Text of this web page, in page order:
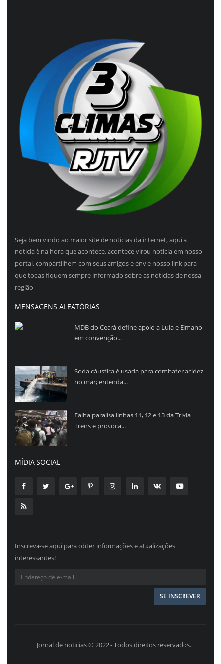
Seja bem vindo ao maior site de noticias da internet, aqui a
noticia é na hora que acontece, acontece virou noticia em nosso
portal, compartilhem com seus amigos e envie nosso link para
que todas fiquem sempre informado sobre as noticias de nossa
região
MENSAGENS ALEATÓRIAS
MDB do Ceará define apoio a Lula e Elmano
em convenção...
Soda cáustica é usada para combater acidez
no mar; entenda...
Falha paralisa linhas 11, 12 e 13 da Trivia
Trens e provoca...
MÍDIA SOCIAL
Inscreva-se aqui para obter informações e atualizações
interessantes!
Jornal de noticias © 2022 - Todos direitos reservados.